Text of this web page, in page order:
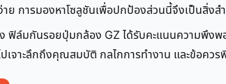
ย การมองหาโซลูชันเพื่อปกป้องส่วนนี้จึงเป็นสิ่ง
ง ฟิล์มกันรอยปุ่มกล้อง GZ ได้รับคะแนนความพึ
าะลึกถึงคุณสมบัติ กลไกการทำงาน และข้อคว